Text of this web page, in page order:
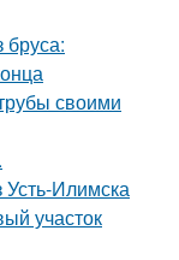
бруса:
своими
Илимска
участок